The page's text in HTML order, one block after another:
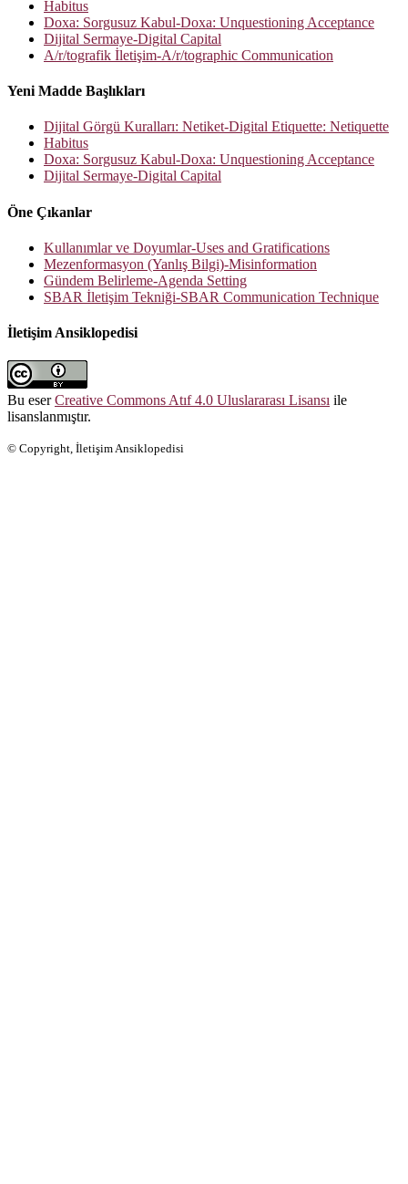
Habitus
Doxa: Sorgusuz Kabul-Doxa: Unquestioning Acceptance
Dijital Sermaye-Digital Capital
A/r/tografik İletişim-A/r/tographic Communication
Yeni Madde Başlıkları
Dijital Görgü Kuralları: Netiket-Digital Etiquette: Netiquette
Habitus
Doxa: Sorgusuz Kabul-Doxa: Unquestioning Acceptance
Dijital Sermaye-Digital Capital
Öne Çıkanlar
Kullanımlar ve Doyumlar-Uses and Gratifications
Mezenformasyon (Yanlış Bilgi)-Misinformation
Gündem Belirleme-Agenda Setting
SBAR İletişim Tekniği-SBAR Communication Technique
İletişim Ansiklopedisi
Bu eserCreative Commons Atıf 4.0 Uluslararası Lisansı ile
lisanslanmıştır.
© Copyright, İletişim Ansiklopedisi